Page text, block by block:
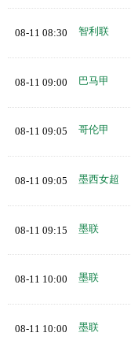
08-11 08:30 智利联
08-11 09:00 巴马甲
08-11 09:05 哥伦甲
08-11 09:05 墨西女超
08-11 09:15 墨联
08-11 10:00 墨联
08-11 10:00 墨联